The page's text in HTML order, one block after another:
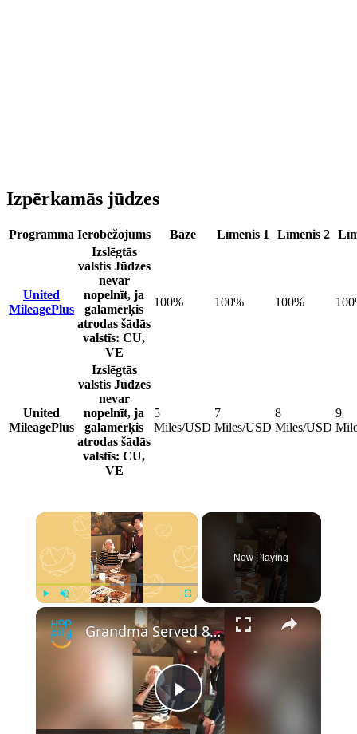
Izpērkamās jūdzes
Programma Ierobežojums Bāze Līmenis 1 Līmenis 2
United
MileagePlus
Izslēgtās
valstis Jūdzes
nevar
nopelnīt, ja
galamērķis
atrodas šādās
valstīs: CU,
VE
100% 100% 100%
United
MileagePlus
Izslēgtās
valstis Jūdzes
nevar
nopelnīt, ja
galamērķis
atrodas šādās
valstīs: CU,
VE
5
Miles/USD
7
Miles/USD
8
Miles/USD
9
Now Playing
Play
Grandma Served 88th Birthday Meal By Grandchild She's Not Seen in 11 Years | Happily TV